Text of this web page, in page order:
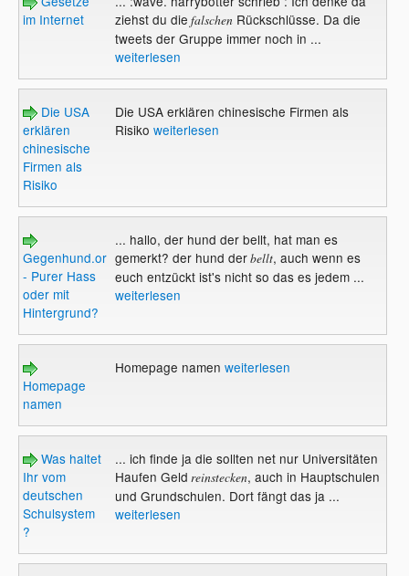
im Internet
ziehst du die falschenRückschlüsse. Da die
tweets der Gruppe immer noch in ...
weiterlesen
Die USA
erklären
chinesische
Firmen als
Risiko
Die USA erklären chinesische Firmen als
Risiko weiterlesen
Gegenhund.org
- Purer Hass
oder mit
Hintergrund?
... hallo, der hund der bellt, hat man es
gemerkt? der hund derbellt, auch wenn es
euch entzückt ist's nicht so das es jedem ...
weiterlesen
Homepage
namen
Homepage namen weiterlesen
Was haltet
Ihr vom
deutschen
Schulsystem
?
... ich finde ja die sollten net nur Universitäten
Haufen Geld reinstecken, auch in Hauptschulen
und Grundschulen. Dort fängt das ja ...
weiterlesen